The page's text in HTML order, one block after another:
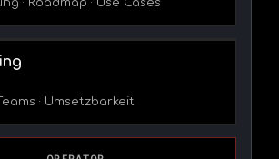
· Umsetzbarkeit